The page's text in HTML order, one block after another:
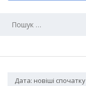
Дата: новіші спочатку